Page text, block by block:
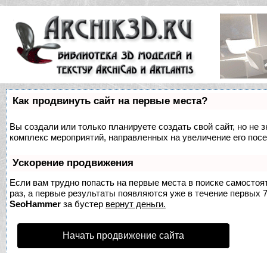
Как продвинуть сайт на первые места?
Вы создали или только планируете создать свой сайт, но не
комплекс мероприятий, направленных на увеличение его
Ускорение продвижения
Если вам трудно попасть на первые места в поиске
раз, а первые результаты появляются уже в течение первых
SeoHammer за бустер вернут деньги.
Начать продвижение сайта